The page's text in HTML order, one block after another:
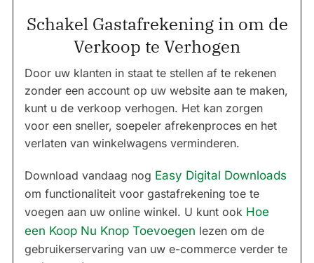
Schakel Gastafrekening in om de
Verkoop te Verhogen
Door uw klanten in staat te stellen af te rekenen
zonder een account op uw website aan te maken,
kunt u de verkoop verhogen. Het kan zorgen
voor een sneller, soepeler afrekenproces en het
verlaten van winkelwagens verminderen.
Download vandaag nog Easy Digital Downloads
om functionaliteit voor gastafrekening toe te
voegen aan uw online winkel. U kunt ook Hoe
een Koop Nu Knop Toevoegen lezen om de
gebruikerservaring van uw e-commerce verder te